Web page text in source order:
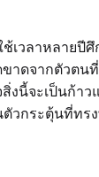
เวลาหลา
ดจากตัว
งนี้จะเป็นก้า
กระตุ้นที่ท